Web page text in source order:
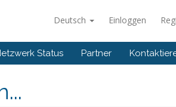
Deutsch Einloggen
Status Partner